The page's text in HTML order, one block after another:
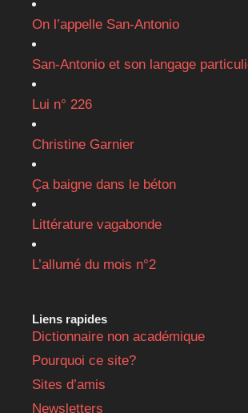
On l’appelle San-Antonio
San-Antonio et son langage
Lui n° 226
Christine Garnier
Ça baigne dans le béton
Littérature vagabonde
L’allumé du mois n°2
Liens rapides
Dictionnaire non académique
Pourquoi ce site?
Sites d’amis
Newsletters